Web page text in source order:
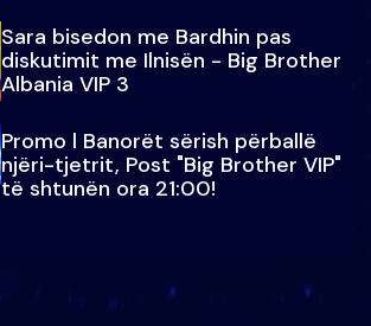
Sara bisedon me Bardhin pas
diskutimit me Ilnisën - Big Brother
Albania VIP 3
Promo l Banorët sërish përballë
njëri-tjetrit, Post "Big Brother VIP"
të shtunën ora 21:00!